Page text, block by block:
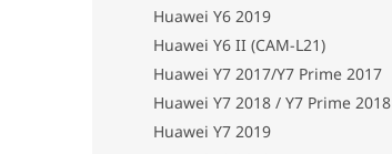
Huawei Y6 2019
Huawei Y6 II (CAM-L21)
Huawei Y7 2017/Y7 Prime 2017
Huawei Y7 2018 / Y7 Prime 2018
Huawei Y7 2019